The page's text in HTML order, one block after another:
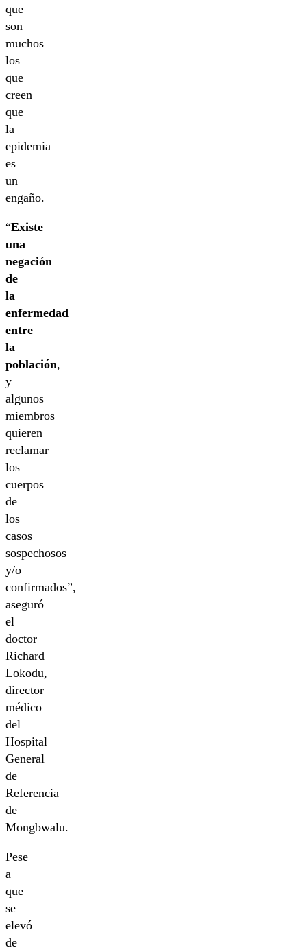
que
son
muchos
los
que
creen
que
la
epidemia
es
un
engaño.
“Existe
una
negación
de
la
enfermedad
entre
la
población,
y
algunos
miembros
quieren
reclamar
los
cuerpos
de
los
casos
sospechosos
y/o
confirmados”,
aseguró
el
doctor
Richard
Lokodu,
director
médico
del
Hospital
General
de
Referencia
de
Mongbwalu.
Pese
a
que
se
elevó
de